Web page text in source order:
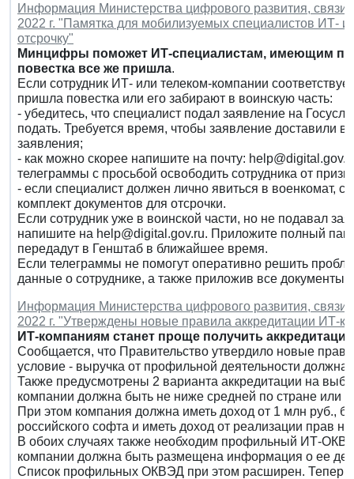
Информация Министерства цифрового развития,
2022 г. "Памятка для мобилизуемых специалистов ИТ-
отсрочку"
Минцифры поможет ИТ-специалистам, имеющим
повестка все же пришла.
Если сотрудник ИТ- или телеком-компании
пришла повестка или его забирают в воинскую часть:
- убедитесь, что специалист подал заявление на
подать. Требуется время, чтобы заявление доставили
заявления;
- как можно скорее напишите на почту:
телеграммы с просьбой освободить сотрудника от
- если специалист должен лично явиться в военкомат,
комплект документов для отсрочки.
Если сотрудник уже в воинской части, но не подавал
напишите на help@digital.gov.ru. Приложите полный
передадут в Генштаб в ближайшее время.
Если телеграммы не помогут оперативно решить
данные о сотруднике, а также приложив все документы.
Информация Министерства цифрового развития,
2022 г. "Утверждены новые правила аккредитации ИТ-
ИТ-компаниям станет проще получить
Сообщается, что Правительство утвердило новые
условие - выручка от профильной деятельности должна
Также предусмотрены 2 варианта аккредитации на
компании должна быть не ниже средней по стране или
При этом компания должна иметь доход от 1 млн руб.,
российского софта и иметь доход от реализации прав на
В обоих случаях также необходим профильный ИТ-
компании должна быть размещена информация о ее
Список профильных ОКВЭД при этом расширен. Теперь